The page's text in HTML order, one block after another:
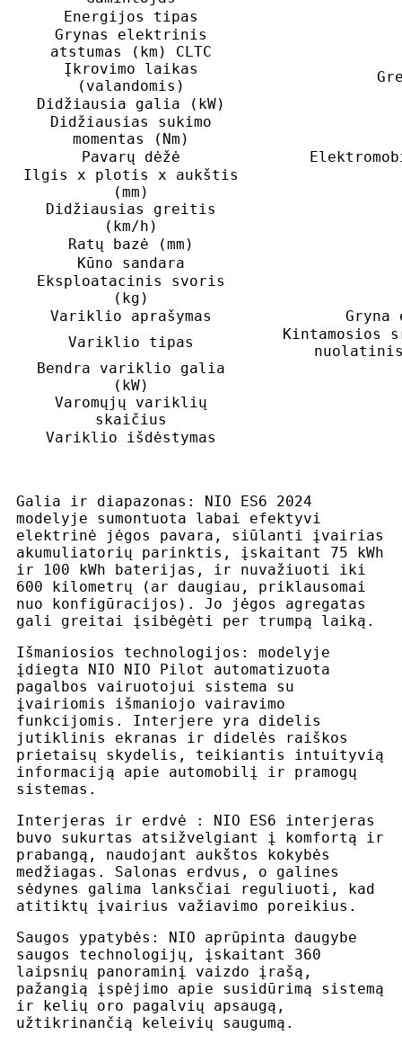
Energijos tipas
Grynas elektrinis
atstumas (km) CLTC
Įkrovimo laikas
(valandomis)
Didžiausia galia (kW)
Didžiausias sukimo
momentas (Nm)
Pavarų dėžė
Ilgis x plotis x aukštis
(mm)
Didžiausias greitis
(km/h)
Ratų bazė (mm)
Kūno sandara
Eksploatacinis svoris
(kg)
Variklio aprašymas
Variklio tipas
Kintamosios
Bendra variklio galia
(kW)
Varomųjų variklių
skaičius
Variklio išdėstymas
Galia ir diapazonas: NIO ES6 2024
modelyje sumontuota labai efektyvi
elektrinė jėgos pavara, siūlanti įvairias
akumuliatorių parinktis, įskaitant 75 kWh
ir 100 kWh baterijas, ir nuvažiuoti iki
600 kilometrų (ar daugiau, priklausomai
nuo konfigūracijos). Jo jėgos agregatas
gali greitai įsibėgėti per trumpą laiką.
Išmaniosios technologijos: modelyje
įdiegta NIO NIO Pilot automatizuota
pagalbos vairuotojui sistema su
įvairiomis išmaniojo vairavimo
funkcijomis. Interjere yra didelis
jutiklinis ekranas ir didelės raiškos
prietaisų skydelis, teikiantis intuityvią
informaciją apie automobilį ir pramogų
sistemas.
Interjeras ir erdvė : NIO ES6 interjeras
buvo sukurtas atsižvelgiant į komfortą ir
prabangą, naudojant aukštos kokybės
medžiagas. Salonas erdvus, o galines
sėdynes galima lanksčiai reguliuoti, kad
atitiktų įvairius važiavimo poreikius.
Saugos ypatybės: NIO aprūpinta daugybe
saugos technologijų, įskaitant 360
laipsnių panoraminį vaizdo įrašą,
pažangią įspėjimo apie susidūrimą sistemą
ir kelių oro pagalvių apsaugą,
užtikrinančią keleivių saugumą.